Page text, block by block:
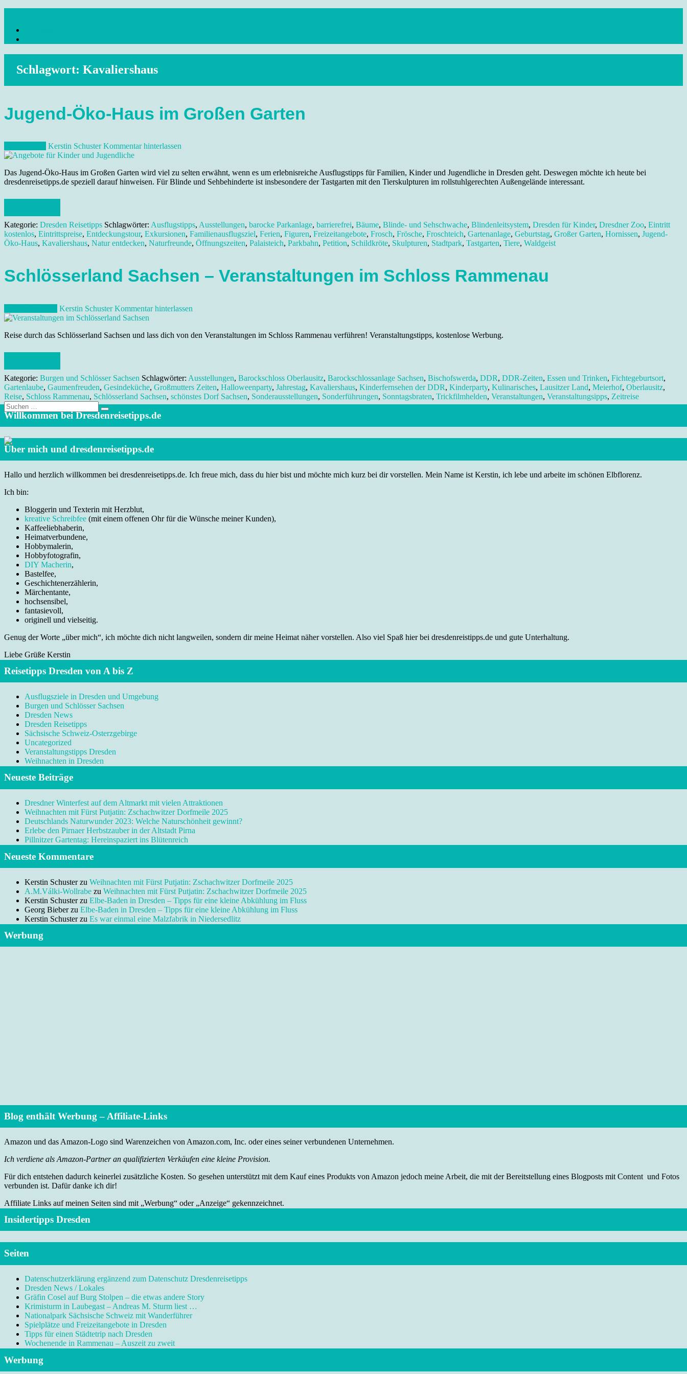
content
Reisetipps Dresden, Sehenswürdigkeiten, Ausflugsziele Sachsen, Veranstaltungen, Wandern, Kunst und Kultur im schönen Elbflorenz..
Schlagwort: Kavaliershaus
Jugend-Öko-Haus im Großen Garten
Kerstin Schuster Kommentar hinterlassen
Das Jugend-Öko-Haus im Großen Garten wird viel zu selten erwähnt, wenn es um erlebnisreiche Ausflugstipps für Familien, Kinder und Jugendliche in Dresden geht. Deswegen möchte ich heute bei
dresdenreisetipps.de speziell darauf hinweisen. Für Blinde und Sehbehinderte ist insbesondere der Tastgarten mit den Tierskulpturen im rollstuhlgerechten Außengelände interessant.
Kategorie: Dresden Reisetipps Schlagwörter: Ausflugstipps, Ausstellungen, barocke Parkanlage, barrierefrei, Bäume, Blinde- und Sehschwache, Blindenleitsystem, Dresden für Kinder, Dresdner Zoo, Eintritt
kostenlos, Eintrittspreise, Entdeckungstour, Exkursionen, Familienausflugsziel, Ferien, Figuren, Freizeitangebote, Frosch, Frösche, Froschteich, Gartenanlage, Geburtstag, Großer Garten, Hornissen, Jugend-
Öko-Haus, Kavaliershaus, Natur entdecken, Naturfreunde, Öffnungszeiten, Palaisteich, Parkbahn, Petition, Schildkröte, Skulpturen, Stadtpark, Tastgarten, Tiere, Waldgeist
Schlösserland Sachsen – Veranstaltungen im Schloss Rammenau
Kerstin Schuster Kommentar hinterlassen
Reise durch das Schlösserland Sachsen und lass dich von den Veranstaltungen im Schloss Rammenau verführen! Veranstaltungstipps, kostenlose Werbung.
Kategorie: Burgen und Schlösser Sachsen Schlagwörter: Ausstellungen, Barockschloss Oberlausitz, Barockschlossanlage Sachsen, Bischofswerda, DDR, DDR-Zeiten, Essen und Trinken, Fichtegeburtsort,
Gartenlaube, Gaumenfreuden, Gesindeküche, Großmutters Zeiten, Halloweenparty, Jahrestag, Kavaliershaus, Kinderfernsehen der DDR, Kinderparty, Kulinarisches, Lausitzer Land, Meierhof, Oberlausitz,
Reise, Schloss Rammenau, Schlösserland Sachsen, schönstes Dorf Sachsen, Sonderausstellungen, Sonderführungen, Sonntagsbraten, Trickfilmhelden, Veranstaltungen, Veranstaltungsipps, Zeitreise
Suche
nach:
Willkommen bei Dresdenreisetipps.de
Über mich und dresdenreisetipps.de
Hallo und herzlich willkommen bei dresdenreisetipps.de. Ich freue mich, dass du hier bist und möchte mich kurz bei dir vorstellen. Mein Name ist Kerstin, ich lebe und arbeite im schönen Elbflorenz.
Ich bin:
Bloggerin und Texterin mit Herzblut,
kreative Schreibfee (mit einem offenen Ohr für die Wünsche meiner Kunden),
Kaffeeliebhaberin,
Heimatverbundene,
Hobbymalerin,
Hobbyfotografin,
DIY Macherin,
Bastelfee,
Geschichtenerzählerin,
Märchentante,
hochsensibel,
fantasievoll,
originell und vielseitig.
Genug der Worte „über mich“, ich möchte dich nicht langweilen, sondern dir meine Heimat näher vorstellen. Also viel Spaß hier bei dresdenreistipps.de und gute Unterhaltung.
Liebe Grüße Kerstin
Reisetipps Dresden von A bis Z
Ausflugsziele in Dresden und Umgebung
Burgen und Schlösser Sachsen
Dresden News
Dresden Reisetipps
Sächsische Schweiz-Osterzgebirge
Uncategorized
Veranstaltungstipps Dresden
Weihnachten in Dresden
Neueste Beiträge
Dresdner Winterfest auf dem Altmarkt mit vielen Attraktionen
Weihnachten mit Fürst Putjatin: Zschachwitzer Dorfmeile 2025
Deutschlands Naturwunder 2023: Welche Naturschönheit gewinnt?
Erlebe den Pirnaer Herbstzauber in der Altstadt Pirna
Pillnitzer Gartentag: Hereinspaziert ins Blütenreich
Neueste Kommentare
Kerstin Schusterzu Weihnachten mit Fürst Putjatin: Zschachwitzer Dorfmeile 2025
A.M.Válki-Wollrabe zu Weihnachten mit Fürst Putjatin: Zschachwitzer Dorfmeile 2025
Kerstin Schusterzu Elbe-Baden in Dresden – Tipps für eine kleine Abkühlung im Fluss
Georg Bieberzu Elbe-Baden in Dresden – Tipps für eine kleine Abkühlung im Fluss
Kerstin Schusterzu Es war einmal eine Malzfabrik in Niedersedlitz
Werbung
Blog enthält Werbung – Affiliate-Links
Amazon und das Amazon-Logo sind Warenzeichen von Amazon.com, Inc. oder eines seiner verbundenen Unternehmen.
Ich verdiene als Amazon-Partner an qualifizierten Verkäufen eine kleine Provision.
Für dich entstehen dadurch keinerlei zusätzliche Kosten. So gesehen unterstützt mit dem Kauf eines Produkts von Amazon jedoch meine Arbeit, die mit der Bereitstellung eines Blogposts mit Content und Fotos
verbunden ist. Dafür danke ich dir!
Affiliate Links auf meinen Seiten sind mit „Werbung“ oder „Anzeige“ gekennzeichnet.
Insidertipps Dresden
Seiten
Datenschutzerklärung ergänzend zum Datenschutz Dresdenreisetipps
Dresden News / Lokales
Gräfin Cosel auf Burg Stolpen – die etwas andere Story
Krimisturm in Laubegast – Andreas M. Sturm liest …
Nationalpark Sächsische Schweiz mit Wanderführer
Spielplätze und Freizeitangebote in Dresden
Tipps für einen Städtetrip nach Dresden
Wochenende in Rammenau – Auszeit zu zweit
Werbung